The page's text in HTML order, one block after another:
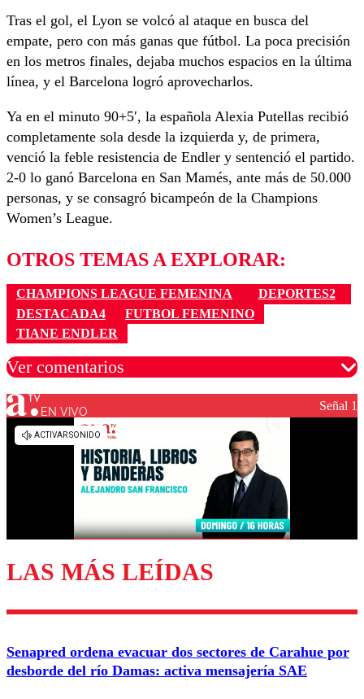
Tras el gol, el Lyon se volcó al ataque en busca del
empate, pero con más ganas que fútbol. La poca precisión
en los metros finales, dejaba muchos espacios en la última
línea, y el Barcelona logró aprovecharlos.
Ya en el minuto 90+5′, la española Alexia Putellas recibió
completamente sola desde la izquierda y, de primera,
venció la feble resistencia de Endler y sentenció el partido.
2-0 lo ganó Barcelona en San Mamés, ante más de 50.000
personas, y se consagró bicampeón de la Champions
Women’s League.
OTROS TEMAS A EXPLORAR:
CHAMPIONS LEAGUE FEMENINA
DEPORTES2
DESTACADA4
FUTBOL FEMENINO
TIANE ENDLER
Ver comentarios
Los comentarios son moderados para garantizar un
diálogo respetuoso.
Enviar comentario
EN VIVO Señal 1
LAS MÁS LEÍDAS
Senapred ordena evacuar dos sectores de Carahue por
desborde del río Damas: activa mensajería SAE